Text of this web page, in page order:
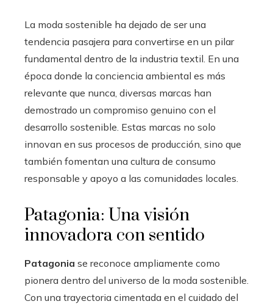
La moda sostenible ha dejado de ser una
tendencia pasajera para convertirse en un pilar
fundamental dentro de la industria textil. En una
época donde la conciencia ambiental es más
relevante que nunca, diversas marcas han
demostrado un compromiso genuino con el
desarrollo sostenible. Estas marcas no solo
innovan en sus procesos de producción, sino que
también fomentan una cultura de consumo
responsable y apoyo a las comunidades locales.
Patagonia: Una visión
innovadora con sentido
Patagonia se reconoce ampliamente como
pionera dentro del universo de la moda sostenible.
Con una trayectoria cimentada en el cuidado del